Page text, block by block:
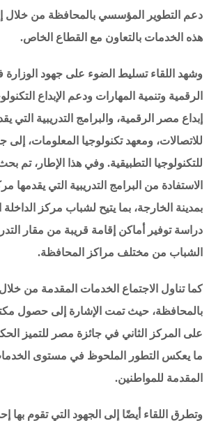
دعم التطوير المؤسسي بالمحافظة من خلال
هذه الخدمات بالتعاون مع القطاع الخاص.
وشهد اللقاء تسليط الضوء على جهود الوزارة
الرقمية وتنمية المهارات ودعم الإبداع
إبداع مصر الرقمية، والبرامج التدريبية التي
للتكنولوجيا التطبيقية. وفي هذا الإطار، تم
الاستفادة من البرامج التدريبية التي يقدمها
بمدينة الخارجة، بما يتيح لشباب مركز الداخلة
دراسة توفير أماكن إقامة قريبة من مقار
الشباب من مختلف مراكز المحافظة.
كما تناول الاجتماع الخدمات المقدمة من
بالمحافظة، حيث تمت الإشارة إلى حصول
على المركز الثاني في جائزة مصر للتميز
ما يعكس التطور الملحوظ في مستوى الخدمات
المقدمة للمواطنين.
وتطرق اللقاء أيضًا إلى الجهود التي تقوم